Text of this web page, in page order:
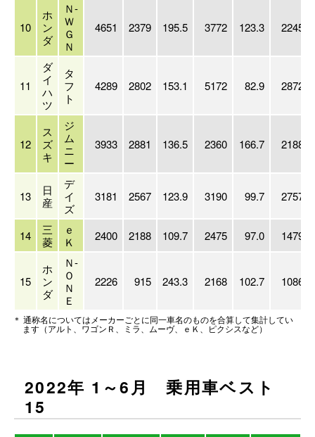
10
ホ
ン
ダ
Ｎ-
Ｗ
Ｇ
Ｎ
4651 2379 195.5 3772 123.3 22458
11
ダ
イ
ハ
ツ
タ
フ
ト
4289 2802 153.1 5172 82.9 28721
12
ス
ズ
キ
ジ
ム
ニ
ー
3933 2881 136.5 2360 166.7 21880
13
日
産
デ
イ
ズ
3181 2567 123.9 3190 99.7 27575
14
三
菱
ｅ
Ｋ
2400 2188 109.7 2475 97.0 14797
15
ホ
ン
ダ
Ｎ-
Ｏ
Ｎ
Ｅ
2226 915 243.3 2168 102.7 10869
＊ 通称名についてはメーカーごとに同一車名のものを合算して集計してい
ます（アルト、ワゴンＲ、ミラ、ムーヴ、ｅＫ、ピクシスなど）
2022年 1～6月 乗用車ベスト
15